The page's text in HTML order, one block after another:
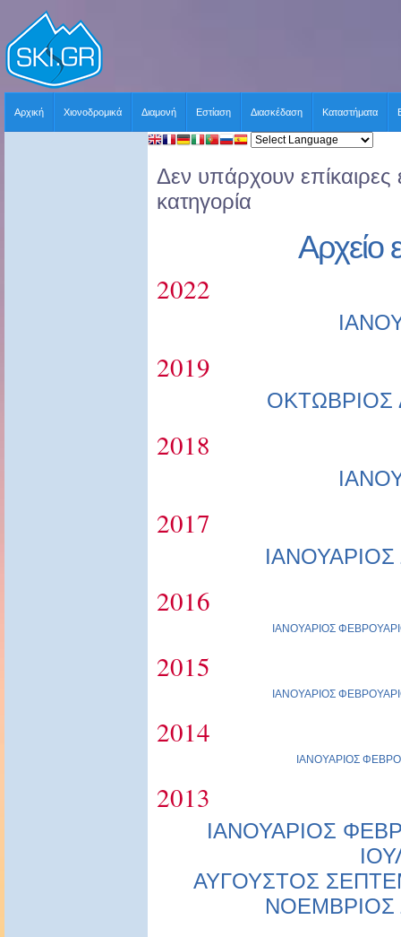
Αρχική Χιονοδρομικά Διαμονή Εστίαση Διασκέδαση Καταστήματα
Δεν υπάρχουν επίκαιρες
κατηγορία
Αρχείο
2022
2019
ΟΚΤΩΒΡΙΟΣ
2018
2017
ΙΑΝΟΥΑΡΙΟΣ
2016
ΙΑΝΟΥΑΡΙΟΣ
2015
ΙΑΝΟΥΑΡΙΟΣ
2014
ΙΑΝΟΥΑΡΙΟΣ
2013
ΙΑΝΟΥΑΡΙΟΣ
ΑΥΓΟΥΣΤΟΣ
ΝΟΕΜΒΡΙΟΣ